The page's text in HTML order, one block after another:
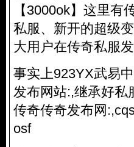
【3000ok】这里有
私服、新开的超级
大用户在传奇私服
事实上923YX武易
发布网站:,继承好私
传奇传奇发布网
osf